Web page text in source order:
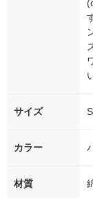
サイズ S
カラー
材質